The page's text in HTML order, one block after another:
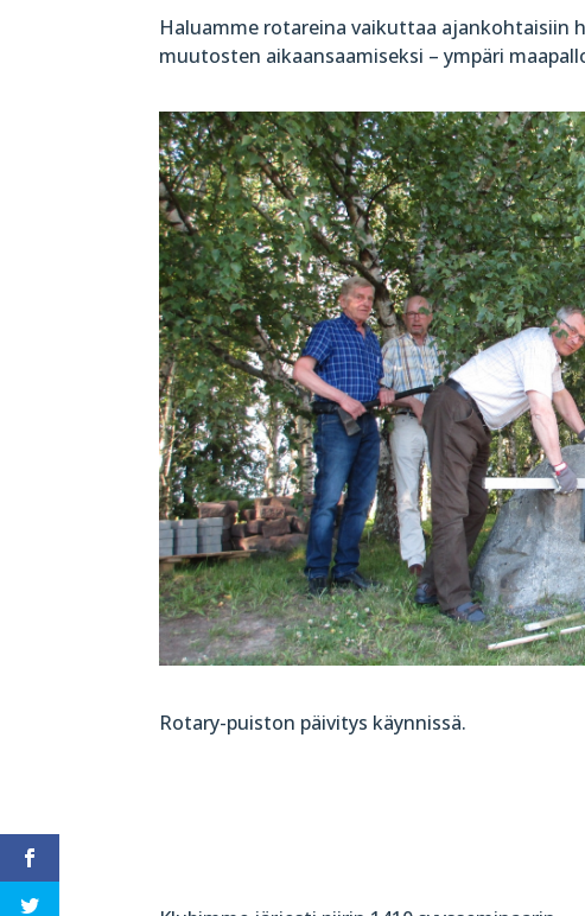
Haluamme rotareina vaikuttaa ajankohtaisiin
muutosten aikaansaamiseksi – ympäri
Rotary-puiston päivitys käynnissä.